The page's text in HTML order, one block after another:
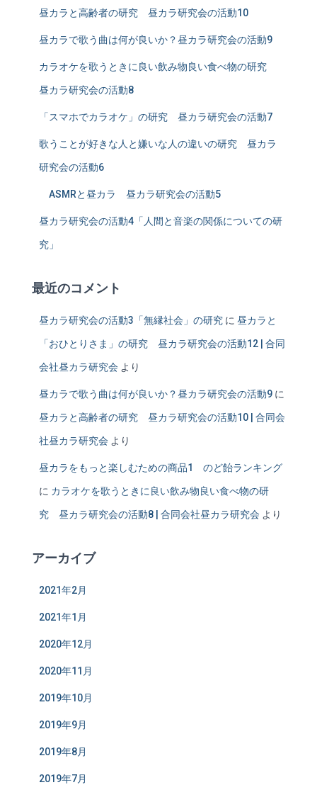
昼カラと高齢者の研究 昼カラ研究会の活動10
昼カラで歌う曲は何が良いか？昼カラ研究会の活動9
カラオケを歌うときに良い飲み物良い食べ物の研究
昼カラ研究会の活動8
「スマホでカラオケ」の研究 昼カラ研究会の活動7
歌うことが好きな人と嫌いな人の違いの研究 昼カラ
研究会の活動6
ASMRと昼カラ 昼カラ研究会の活動5
昼カラ研究会の活動4「人間と音楽の関係についての研
究」
最近のコメント
昼カラ研究会の活動3「無縁社会」の研究 に 昼カラと
「おひとりさま」の研究 昼カラ研究会の活動12 | 合同
会社昼カラ研究会 より
昼カラで歌う曲は何が良いか？昼カラ研究会の活動9 に
昼カラと高齢者の研究 昼カラ研究会の活動10 | 合同会
社昼カラ研究会 より
昼カラをもっと楽しむための商品1 のど飴ランキング
に カラオケを歌うときに良い飲み物良い食べ物の研
究 昼カラ研究会の活動8 | 合同会社昼カラ研究会 より
アーカイブ
2021年2月
2021年1月
2020年12月
2020年11月
2019年10月
2019年9月
2019年8月
2019年7月